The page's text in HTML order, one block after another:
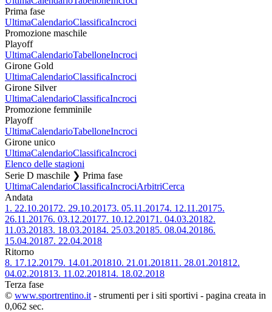
Prima fase
UltimaCalendarioClassificaIncroci
Promozione maschile
Playoff
UltimaCalendarioTabelloneIncroci
Girone Gold
UltimaCalendarioClassificaIncroci
Girone Silver
UltimaCalendarioClassificaIncroci
Promozione femminile
Playoff
UltimaCalendarioTabelloneIncroci
Girone unico
UltimaCalendarioClassificaIncroci
Elenco delle stagioni
Serie D maschile ❯ Prima fase
UltimaCalendarioClassificaIncrociArbitriCerca
Andata
1. 22.10.20172. 29.10.20173. 05.11.20174. 12.11.20175.
26.11.20176. 03.12.20177. 10.12.20171. 04.03.20182.
11.03.20183. 18.03.20184. 25.03.20185. 08.04.20186.
15.04.20187. 22.04.2018
Ritorno
8. 17.12.20179. 14.01.201810. 21.01.201811. 28.01.201812.
04.02.201813. 11.02.201814. 18.02.2018
Terza fase
© www.sportrentino.it - strumenti per i siti sportivi - pagina creata in
0,062 sec.